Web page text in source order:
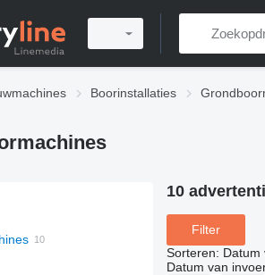
Boorinstallaties
10
Filter
Sorteren: Datum
Datum van